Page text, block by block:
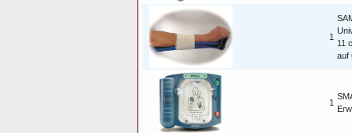
1
11
auf
1